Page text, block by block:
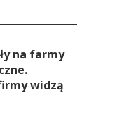
na farmy
widzą